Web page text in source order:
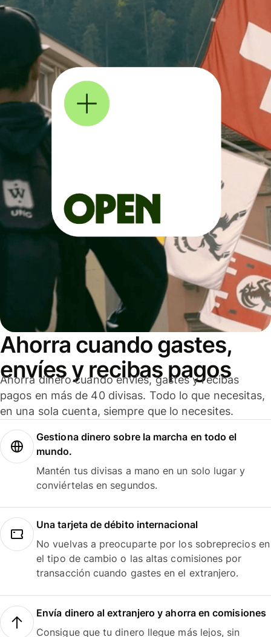
Ahorra cuando gastes,
envíes y recibas pagos
Ahorra dinero cuando envíes, gastes y recibas
pagos en más de 40 divisas. Todo lo que necesitas,
en una sola cuenta, siempre que lo necesites.
Gestiona dinero sobre la marcha en todo el
mundo.
Mantén tus divisas a mano en un solo lugar y
conviértelas en segundos.
Una tarjeta de débito internacional
No vuelvas a preocuparte por los sobreprecios en
el tipo de cambio o las altas comisiones por
transacción cuando gastes en el extranjero.
Envía dinero al extranjero y ahorra en comisiones
Consigue que tu dinero llegue más lejos, sin